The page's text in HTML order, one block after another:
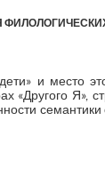
и место
«Другого Я»,